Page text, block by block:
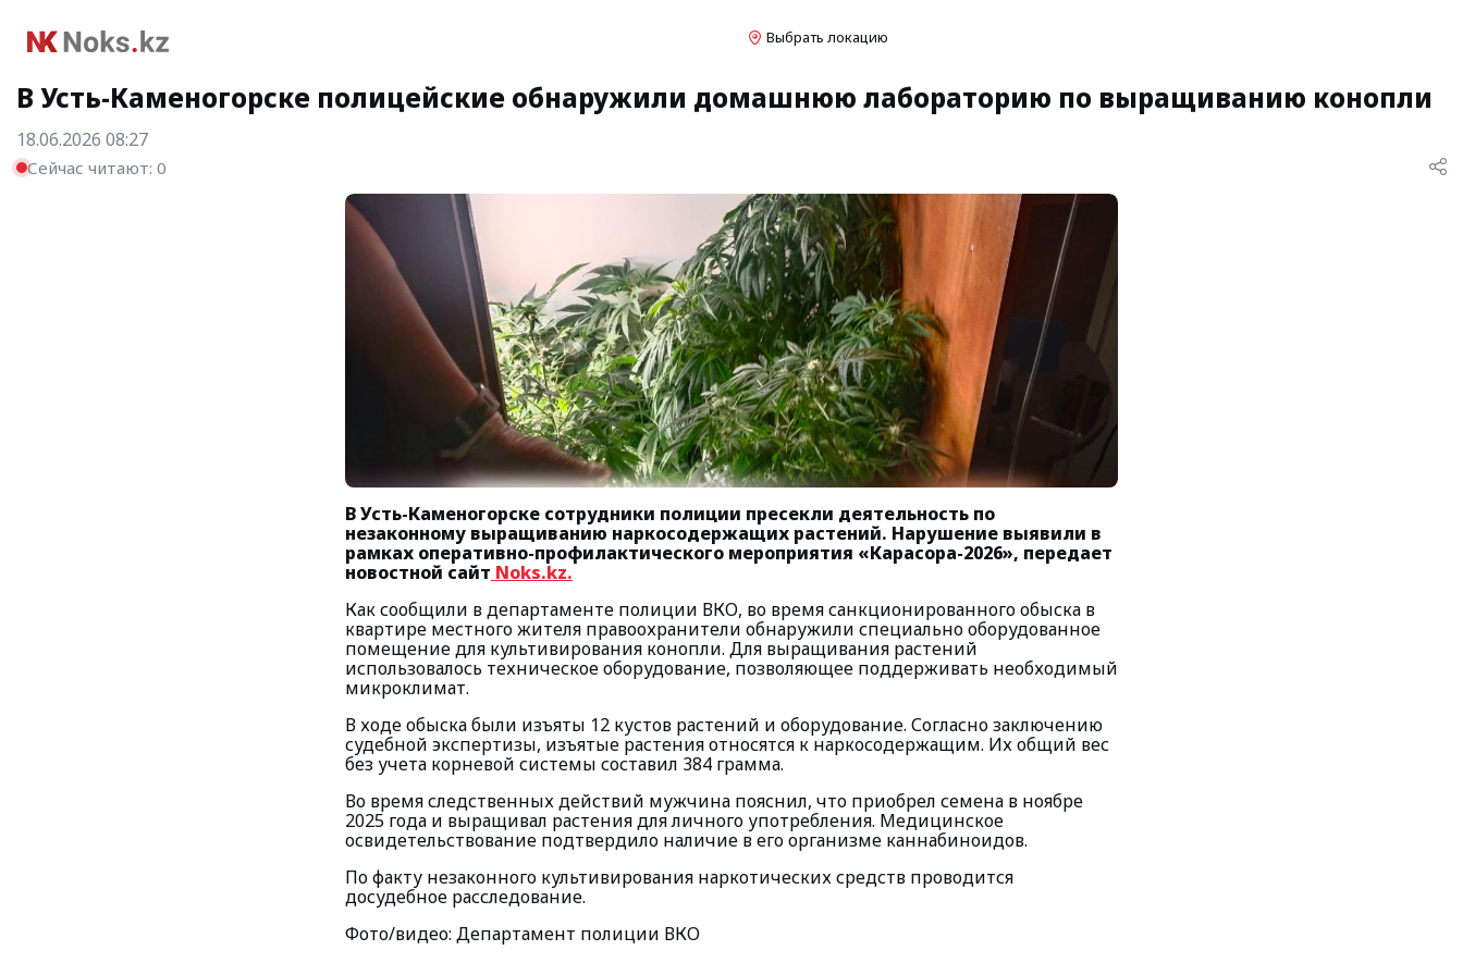
Выбрать локацию
В Усть-Каменогорске полицейские обнаружили домашнюю лабораторию по выращиванию конопли
18.06.2026 08:27
Сейчас читают: 0
В Усть-Каменогорске сотрудники полиции пресекли деятельность по
незаконному выращиванию наркосодержащих растений. Нарушение выявили в
рамках оперативно-профилактического мероприятия «Карасора-2026», передает
новостной сайт Noks.kz.
Как сообщили в департаменте полиции ВКО, во время санкционированного обыска в
квартире местного жителя правоохранители обнаружили специально оборудованное
помещение для культивирования конопли. Для выращивания растений
использовалось техническое оборудование, позволяющее поддерживать необходимый
микроклимат.
В ходе обыска были изъяты 12 кустов растений и оборудование. Согласно заключению
судебной экспертизы, изъятые растения относятся к наркосодержащим. Их общий вес
без учета корневой системы составил 384 грамма.
Во время следственных действий мужчина пояснил, что приобрел семена в ноябре
2025 года и выращивал растения для личного употребления. Медицинское
освидетельствование подтвердило наличие в его организме каннабиноидов.
По факту незаконного культивирования наркотических средств проводится
досудебное расследование.
Фото/видео: Департамент полиции ВКО